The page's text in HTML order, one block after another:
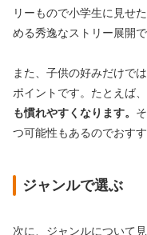
リーもので小学生に見せ
める秀逸なストリー展開で
また、子供の好みだけで
ポイントです。たとえば
も慣れやすくなります。
つ可能性もあるのでおすす
ジャンルで選ぶ
次に、ジャンルについて